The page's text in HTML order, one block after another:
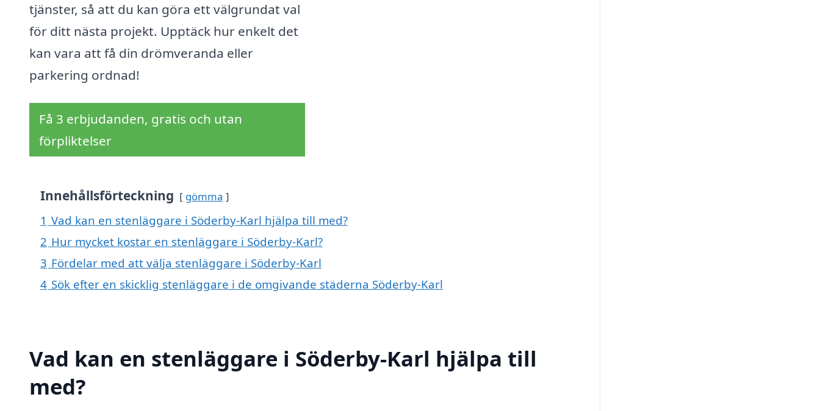
tjänster, så att du kan göra ett välgrundat val
för ditt nästa projekt. Upptäck hur enkelt det
kan vara att få din drömveranda eller
parkering ordnad!
Få 3 erbjudanden, gratis och utan
förpliktelser
Innehållsförteckning gömma
1 Vad kan en stenläggare i Söderby-Karl hjälpa till med?
2 Hur mycket kostar en stenläggare i Söderby-Karl?
3 Fördelar med att välja stenläggare i Söderby-Karl
4 Sök efter en skicklig stenläggare i de omgivande städerna Söderby-Karl
Vad kan en stenläggare i Söderby-Karl hjälpa till
med?